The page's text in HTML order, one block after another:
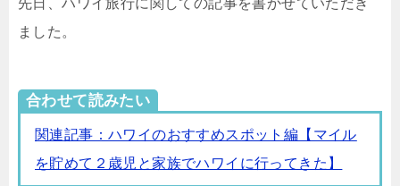
先日、ハワイ旅行に関しての記事を書かせていただき
ました。
合わせて読みたい
関連記事：ハワイのおすすめスポット編【マイル
を貯めて２歳児と家族でハワイに行ってきた】